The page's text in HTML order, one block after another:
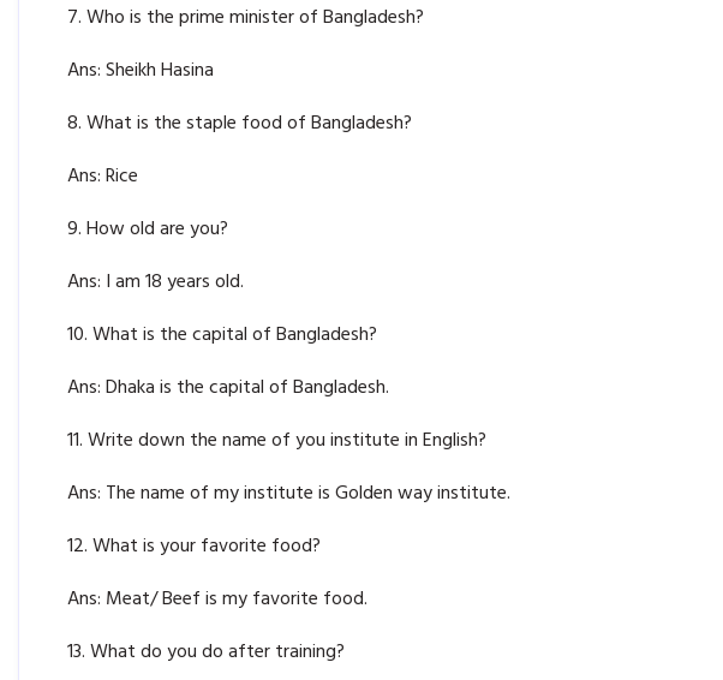
7. Who is the prime minister of Bangladesh?
Ans: Sheikh Hasina
8. What is the staple food of Bangladesh?
Ans: Rice
9. How old are you?
Ans: I am 18 years old.
10. What is the capital of Bangladesh?
Ans: Dhaka is the capital of Bangladesh.
11. Write down the name of you institute in English?
Ans: The name of my institute is Golden way institute.
12. What is your favorite food?
Ans: Meat/ Beef is my favorite food.
13. What do you do after training?